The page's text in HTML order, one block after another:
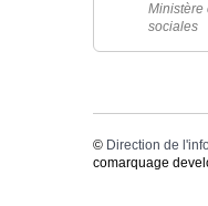
Ministère
sociales
© Direction de
comarquage